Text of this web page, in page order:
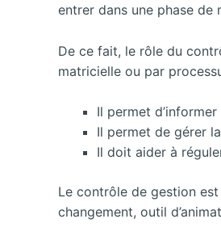
entrer dans une phase
De ce fait, le rôle du
matricielle ou par
Il permet
Il permet de gérer
Il doit aider à
Le contrôle de gestion
changement, outil